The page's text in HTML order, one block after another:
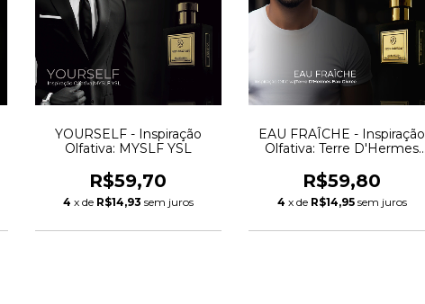
YOURSELF - Inspiração
Olfativa: MYSLF YSL
R$59,70
4 x de R$14,93 sem juros
EAU FRAÎCHE - Inspiração
Olfativa: Terre D'Hermes
R$59,80
4 x de R$14,95 sem juros